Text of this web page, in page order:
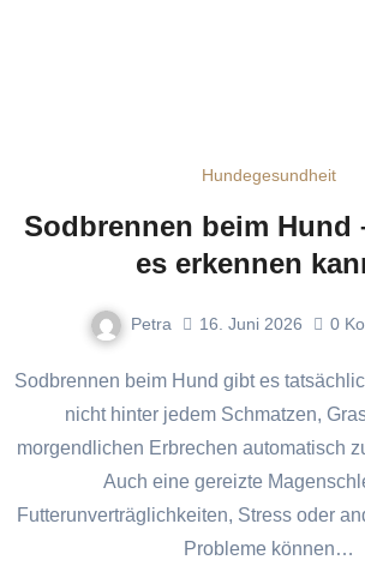
Hundegesundheit
Sodbrennen beim Hund
es erkennen
Petra 16. Juni 2026 0
Sodbrennen beim Hund gibt es tatsächlich. Allerdings steckt
nicht hinter jedem Schmatzen,
morgendlichen Erbrechen automatisch
Auch eine gereizte
Futterunverträglichkeiten, Stress oder
Probleme können…